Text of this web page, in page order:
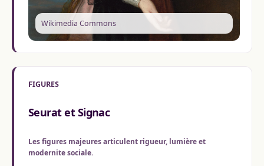
Wikimedia Commons
FIGURES
Seurat et Signac
Les figures majeures articulent rigueur, lumière et
modernite sociale.